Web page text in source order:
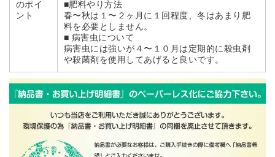
のポイ
ント
■肥料やり方法
春〜秋は１〜２ヶ月に１回程度、冬はあまり肥
料を必要としません。
■ 病害虫について
病害虫には強いが４〜１０月は定期的に殺虫剤
や殺菌剤を使用してあげると良いです。